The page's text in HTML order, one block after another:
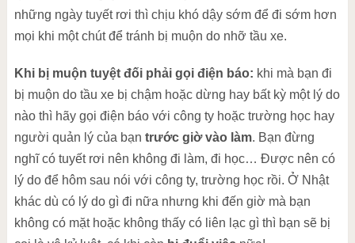
những ngày tuyết rơi thì chịu khó dậy sớm để đi sớm hơn
mọi khi một chút để tránh bị muộn do nhỡ tầu xe.
Khi bị muộn tuyệt đối phải gọi điện báo: khi mà bạn đi
bị muộn do tầu xe bị chậm hoặc dừng hay bất kỳ một lý do
nào thì hãy gọi điện báo với công ty hoặc trường học hay
người quản lý của bạn trước giờ vào làm. Bạn đừng
nghĩ có tuyết rơi nên không đi làm, đi học… Được nên có
lý do để hôm sau nói với công ty, trường học rồi. Ở Nhật
khác dù có lý do gì đi nữa nhưng khi đến giờ mà bạn
không có mặt hoặc không thấy có liên lạc gì thì bạn sẽ bị